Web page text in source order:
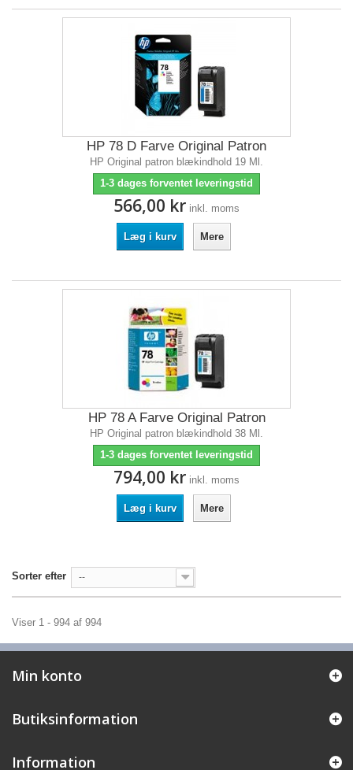
HP 78 D Farve Original Patron
HP Original patron blækindhold 19 Ml.
1-3 dages forventet leveringstid
566,00 kr inkl. moms
Læg i kurv Mere
HP 78 A Farve Original Patron
HP Original patron blækindhold 38 Ml.
1-3 dages forventet leveringstid
794,00 kr inkl. moms
Læg i kurv Mere
Sorter efter --
Viser 1 - 994 af 994
Min konto
Butiksinformation
Information